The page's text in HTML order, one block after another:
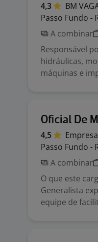
4,3 BM
Passo Fundo -
A combinar
Responsável
hidráulicas,
máquinas e
Oficial De
4,5 Empresa
Passo Fundo -
A combinar
O que este
Generalista
equipe de